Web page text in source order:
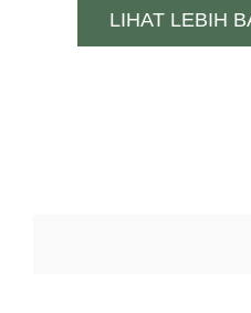
LIHAT LEBIH